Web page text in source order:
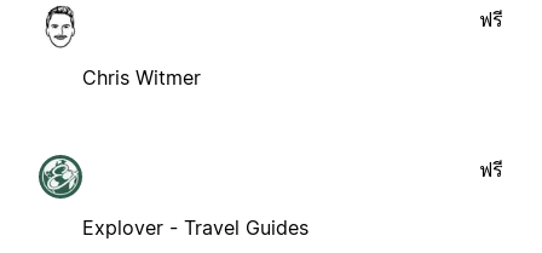
Chris Witmer
ฟรี
Explover - Travel Guides
ฟรี